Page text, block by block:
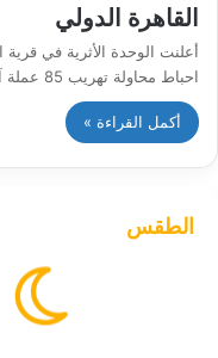
القاهرة الدولي
أعلنت الوحدة الأثرية في
احباط محاولة تهريب 85 عملة آثرية من عصور…
أكمل القراءة »
الطقس